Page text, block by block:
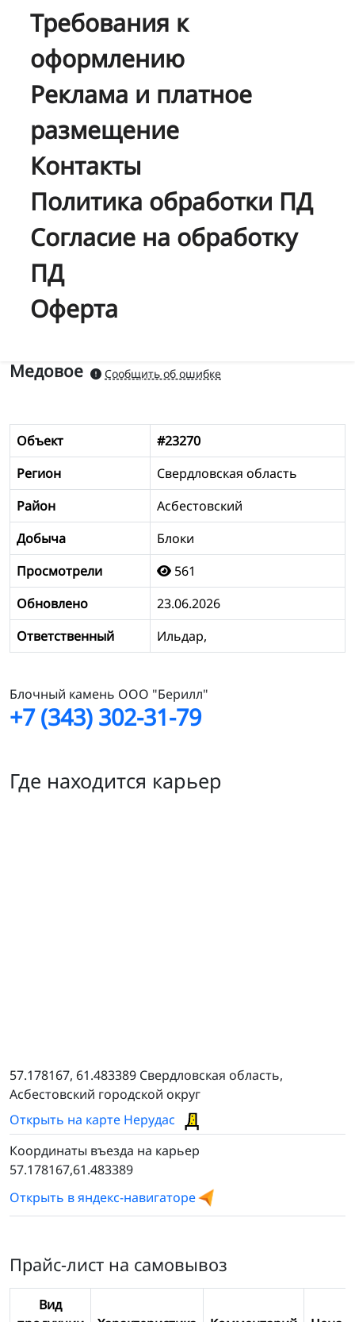
Требования к
оформлению
Реклама и платное
размещение
Контакты
Политика обработки ПД
Согласие на обработку
ПД
Оферта
Медовое Сообщить об ошибке
Объект
#23270
Регион
Свердловская область
Район
Асбестовский
Добыча
Блоки
Просмотрели
561
Обновлено
23.06.2026
Ответственный
Ильдар,
Блочный камень ООО "Берилл"
+7 (343) 302-31-79
Где находится карьер
57.178167, 61.483389 Свердловская область,
Асбестовский городской округ
Открыть на карте Нерудас
Координаты въезда на карьер
57.178167,61.483389
Открыть в яндекс-навигаторе
Прайс-лист на самовывоз
Вид